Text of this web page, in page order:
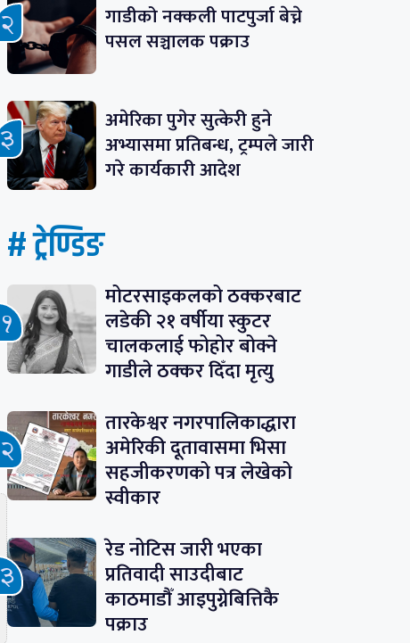
गाडीको नक्कली पाटपुर्जा बेच्ने
पसल सञ्चालक पक्राउ
अमेरिका पुगेर सुत्केरी हुने
अभ्यासमा प्रतिबन्ध, ट्रम्पले जारी
गरे कार्यकारी आदेश
# ट्रेण्डिङ
मोटरसाइकलको ठक्करबाट
लडेकी २१ वर्षीया स्कुटर
चालकलाई फोहोर बोक्ने
गाडीले ठक्कर दिँदा मृत्यु
तारकेश्वर नगरपालिकाद्धारा
अमेरिकी दूतावासमा भिसा
सहजीकरणको पत्र लेखेको
स्वीकार
रेड नोटिस जारी भएका
प्रतिवादी साउदीबाट
काठमाडौँ आइपुग्नेबित्तिकै
पक्राउ